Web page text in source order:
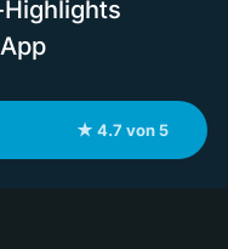
★ 4.7 von 5